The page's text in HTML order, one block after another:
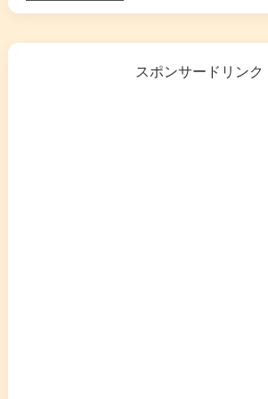
スポンサードリンク